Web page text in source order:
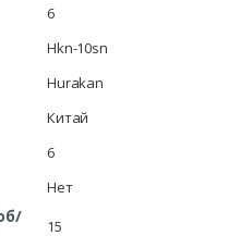
6
Hkn-10sn
Hurakan
Китай
6
Нет
15